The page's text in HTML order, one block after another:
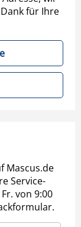
für Ihre
Mascus.de
Service-
von 9:00